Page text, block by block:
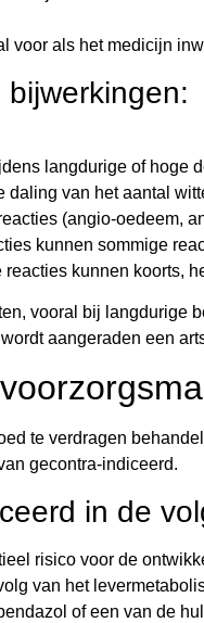
voor als het medicijn
langdurige of hoge
van het aantal
(angio-oedeem,
kunnen sommige
kunnen koorts,
vooral bij langdurige
aangeraden een
te verdragen
gecontra-indiceerd.
in de
risico voor de
van het
of een van de